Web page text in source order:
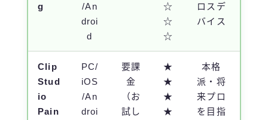
g
/An
droi
d
☆
☆
☆
ロスデ
バイス
Clip
Stud
io
Pain
PC/
iOS
/An
droi
要課
金
（お
試し
★
★
★
★
本格
派・将
来プロ
を目指